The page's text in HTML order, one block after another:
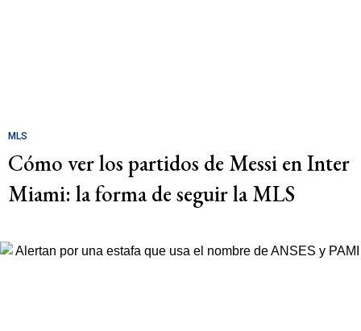
MLS
Cómo ver los partidos de Messi en Inter
Miami: la forma de seguir la MLS